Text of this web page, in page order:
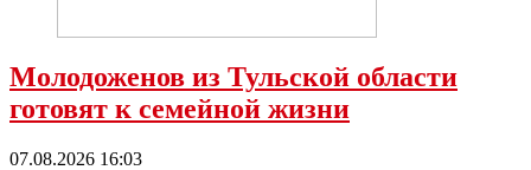
Молодоженов из Тульской области
готовят к семейной жизни
07.08.2026 16:03